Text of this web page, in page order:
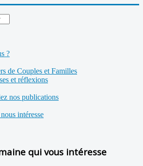
?
de Couples et Familles
et réflexions
nos publications
intéresse
qui vous intéresse